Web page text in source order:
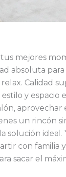
mejores
absoluta
Calidad
y espacio
aprovechar
un rincón
solución ideal.
con familia
sacar el